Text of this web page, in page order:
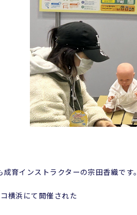
育インストラクターの宗田香織です。
横浜にて開催された